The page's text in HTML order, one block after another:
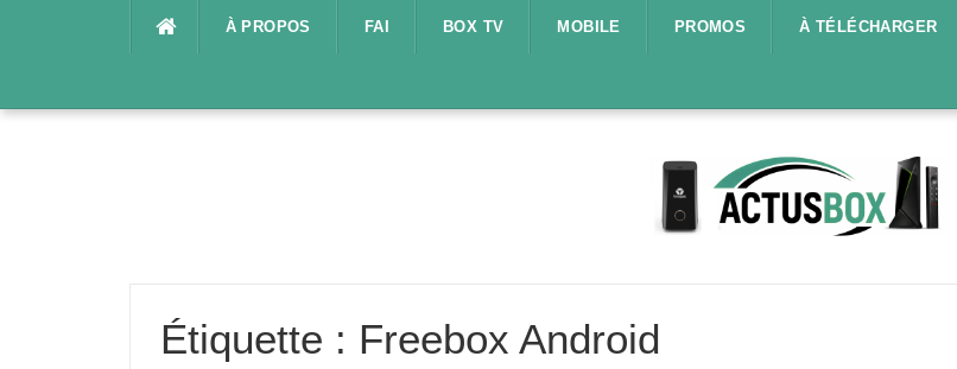
À PROPOS FAI BOX TV MOBILE PROMOS À TÉLÉCHARGER
Étiquette : Freebox Android